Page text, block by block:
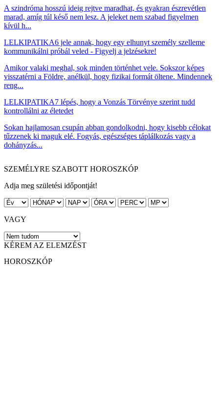
A szindróma hosszú ideig rejtve maradhat, és gyakran észrevétlen
marad, amíg túl késő nem lesz. A jeleket nem szabad figyelmen
kívül h...
LELKIPATIKA6 jele annak, hogy egy elhunyt személy szelleme
kommunikálni próbál veled - Figyelj a jelzésekre!
Amikor valaki meghal, sok minden történhet vele. Sokszor képes
visszatérni a Földre, anélkül, hogy fizikai formát öltene. Mindennek
reng...
LELKIPATIKA7 lépés, hogy a Vonzás Törvénye szerint tudd
kontrollálni az életedet
Sokan hajlamosan csupán abban gondolkodni, hogy kisebb célokat
tűzzenek ki maguk elé. Fogyás, egészséges táplálkozás vagy a
dohányzás...
SZEMÉLYRE SZABOTT HOROSZKÓP
Adja meg születési időpontját!
VAGY
KÉREM AZ ELEMZÉST
HOROSZKÓP